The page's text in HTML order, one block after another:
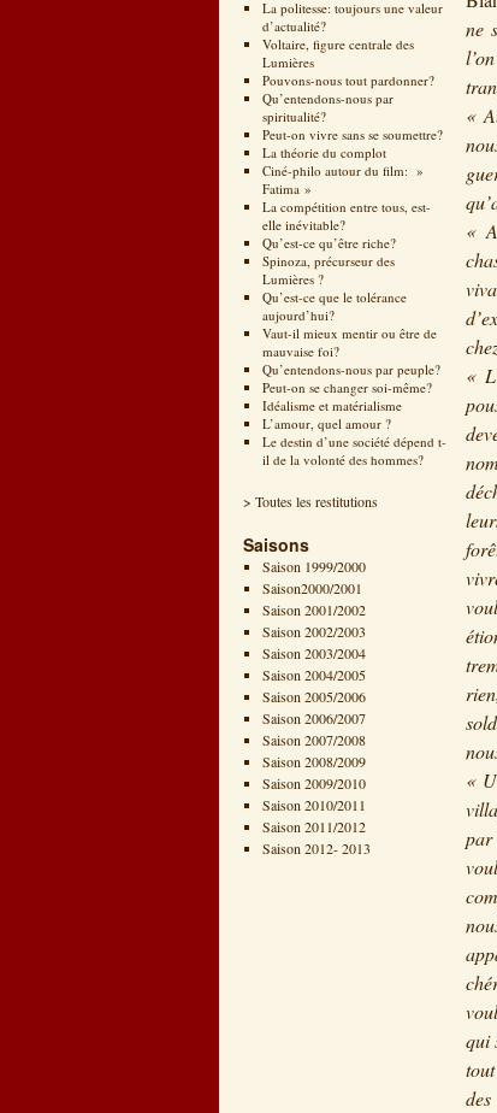
La politesse: toujours une valeur
d’actualité?
Voltaire, figure centrale des
Lumières
Pouvons-nous tout pardonner?
Qu’entendons-nous par
spiritualité?
Peut-on vivre sans se soumettre?
La théorie du complot
Ciné-philo autour du film: »
Fatima »
La compétition entre tous, est-
elle inévitable?
Qu’est-ce qu’être riche?
Spinoza, précurseur des
Lumières ?
Qu’est-ce que le tolérance
aujourd’hui?
Vaut-il mieux mentir ou être de
mauvaise foi?
Qu’entendons-nous par peuple?
Peut-on se changer soi-même?
Idéalisme et matérialisme
L’amour, quel amour ?
Le destin d’une société dépend t-
il de la volonté des hommes?
> Toutes les restitutions
Saisons
Saison 1999/2000
Saison2000/2001
Saison 2001/2002
Saison 2002/2003
Saison 2003/2004
Saison 2004/2005
Saison 2005/2006
Saison 2006/2007
Saison 2007/2008
Saison 2008/2009
Saison 2009/2010
Saison 2010/2011
Saison 2011/2012
Saison 2012- 2013
ne
«
«
«
«
par
qui